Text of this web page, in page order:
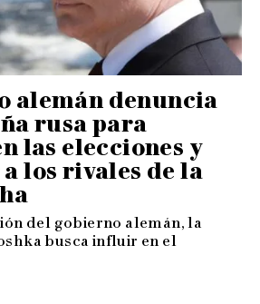
alemán denuncia
rusa para
las elecciones y
los rivales de la
del gobierno alemán, la
busca influir en el